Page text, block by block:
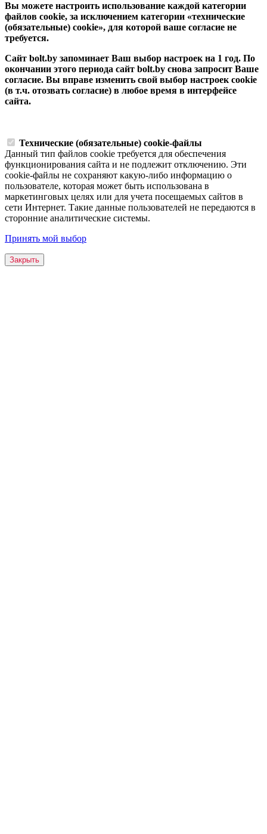
Вы можете настроить использование каждой категории
файлов cookie, за исключением категории «технические
(обязательные) cookie», для которой ваше согласие не
требуется.
Сайт bolt.by запоминает Ваш выбор настроек на 1 год. По
окончании этого периода сайт bolt.by снова запросит Ваше
согласие. Вы вправе изменить свой выбор настроек cookie
(в т.ч. отозвать согласие) в любое время в интерфейсе
сайта.
Технические (обязательные) cookie-файлы
Данный тип файлов cookie требуется для обеспечения
функционирования сайта и не подлежит отключению. Эти
сookie-файлы не сохраняют какую-либо информацию о
пользователе, которая может быть использована в
маркетинговых целях или для учета посещаемых сайтов в
сети Интернет. Такие данные пользователей не передаются в
сторонние аналитические системы.
Принять мой выбор
Закрыть